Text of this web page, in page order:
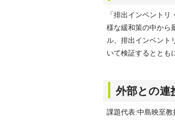
「排出インベント
様な緩和策の中から
ル、排出インベント
いて検証するととも
外部との連
課題代表:中島映至